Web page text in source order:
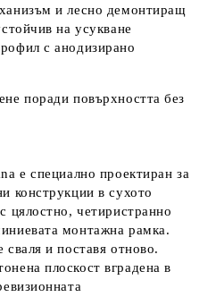
и лесно демонтиращ
на усукване
с анодизирано
поради повърхността без
е специално проектиран за
конструкции в сухото
цялостно, четиристранно
монтажна рамка.
и поставя отново.
плоскост вградена в